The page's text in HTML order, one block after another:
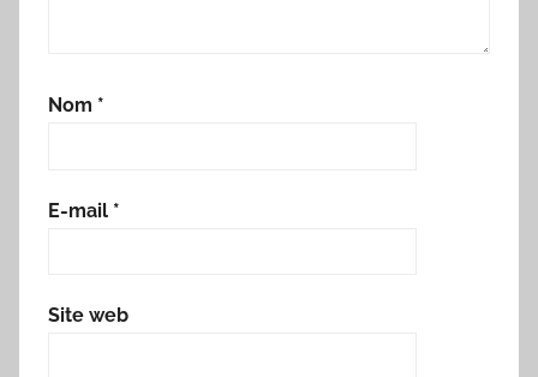
Nom *
E-mail *
Site web